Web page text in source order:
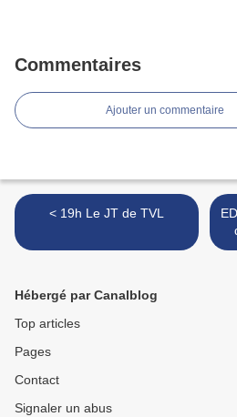
Commentaires
Ajouter un commentaire
< 19h Le JT de TVL
Hébergé par Canalblog
Top articles
Pages
Contact
Signaler un abus